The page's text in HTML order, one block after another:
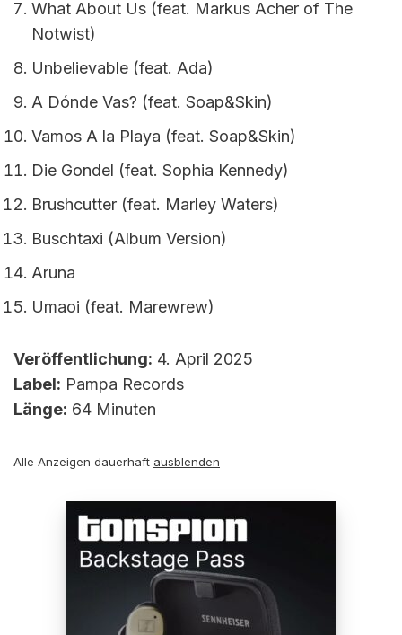
What About Us (feat. Markus Acher of The
Notwist)
Unbelievable (feat. Ada)
A Dónde Vas? (feat. Soap&Skin)
Vamos A la Playa (feat. Soap&Skin)
Die Gondel (feat. Sophia Kennedy)
Brushcutter (feat. Marley Waters)
Buschtaxi (Album Version)
Aruna
Umaoi (feat. Marewrew)
Veröffentlichung: 4. April 2025
Label: Pampa Records
Länge: 64 Minuten
Alle Anzeigen dauerhaft ausblenden